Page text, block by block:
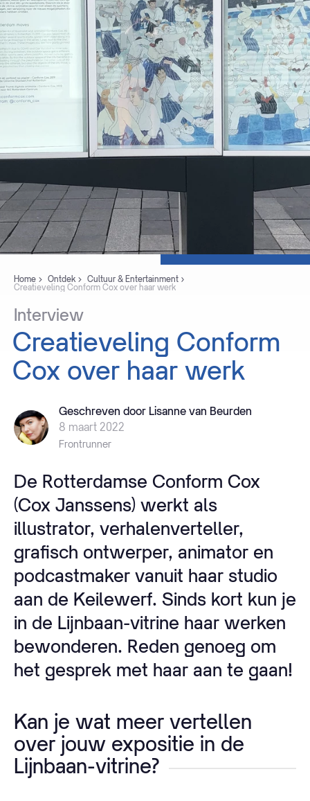
Home Ontdek
Cultuur & Entertainment
Creatieveling Conform Cox over haar werk
Interview
Creatieveling Conform
Cox over haar werk
Geschreven door Lisanne van Beurden
8 maart 2022
Frontrunner
De Rotterdamse Conform Cox
(Cox Janssens) werkt als
illustrator, verhalenverteller,
grafisch ontwerper, animator en
podcastmaker vanuit haar studio
aan de Keilewerf. Sinds kort kun je
in de Lijnbaan-vitrine haar werken
bewonderen. Reden genoeg om
het gesprek met haar aan te gaan!
Kan je wat meer vertellen
over jouw expositie in de
Lijnbaan-vitrine?